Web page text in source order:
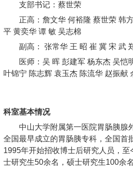
支部书记：蔡世荣
正高：詹文华 何裕隆 蔡世荣 韩
平 黄奕华 谭 敏 吴志棉
副高： 张常华 王 昭 崔 冀 宋 武
医师：吴 晖 彭建军 杨东杰 吴恺
叶锦宁 陈志辉 袁玉杰 陈流华 赵振献
科室基本情况
中山大学附属第一医院胃肠胰腺
全国最早成立的胃肠胰专科，全国首
1995年开始招收博士后研究人员，
士研究生50余名，硕士研究生100余